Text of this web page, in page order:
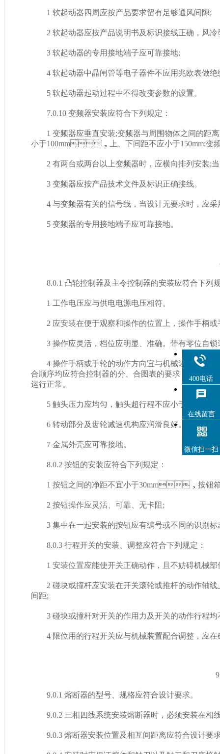
1 软起动器四周应按产品要求留有足够通风间隙;
2 软起动器应按产品说明书及标识接线正确，风
3 软起动器的专用接地端子应可靠接地;
4 软起动器中晶闸管等电子器件不应用兆欧表做绝缘
5 软起动器起动过程中不得改变参数的设置。
7.0.10 变频器安装应符合下列规定：
1 变频器应垂直安装;变频器与周围物体之间的距离应
小于100mm，上、下间距不应小于150mm;变
2 有两台或两台以上变频器时，应横向排列安装;当必
3 变频器应按产品技术文件及标识正确接线。
4 与变频器有关的信号线，当设计无要求时，应
5 变频器的专用接地端子应可靠接地。
8
8.0.1 凸轮控制器及主令控制器的安装应符合下列规定
1 工作电压应与供电电源电压相符。
2 应安装在便于观察和操作的位置上，操作手柄或
3 操作应灵活，档位应明显、准确。带有零位自
4 操作手柄或手轮的动作方向宜与机械装置的动作方
合顺序均应符合控制器的分、合图表的要求，通电
运行正常。
5 触头压力应均匀，触头超行程不应小于产品技术
6 转动部分及齿轮减速机构应润滑良好。
7 金属外壳应可靠接地。
8.0.2 按钮的安装应符合下列规定：
1 按钮之间的净距不宜小于30mm，按钮箱
2 按钮操作应灵活、可靠、无卡阻;
3 集中在一起安装的按钮应有编号或不同的识别标志
8.0.3 行程开关的安装、调整应符合下列规定：
1 安装位置应能使开关正确动作，且不妨碍机械
2 碰块或撞杆应安装在开关滚轮或推杆的动作轴线上
间距;
3 碰块或撞杆对开关的作用力及开关的动作行程均
4 限位用的行程开关应与机械装置配合调整，应在确
9
9.0.1 熔断器的型号、规格应符合设计要求。
9.0.2 三相四线系统安装熔断器时，必须安装在相线
9.0.3 熔断器安装位置及相互间距离应符合设计要求
400电话
在线留言
微信扫一扫